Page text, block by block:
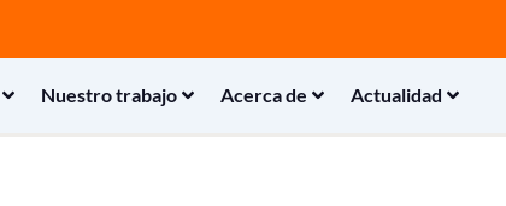
Nuestro trabajo Acerca de Actualidad